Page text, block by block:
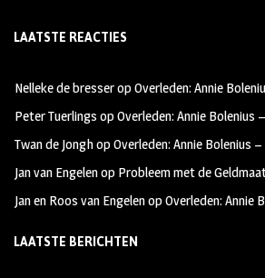
b
oo
k
ag
m
tt
LAATSTE REACTIES
Nelleke de bresseropOverleden: Annie
Peter Tuerlings opOverleden: Annie Bolenius
Twan de JonghopOverleden: Annie Bolenius
Jan van Engelenop Probleem met de
Jan en Roos van EngelenopOverleden: Annie
LAATSTE BERICHTEN